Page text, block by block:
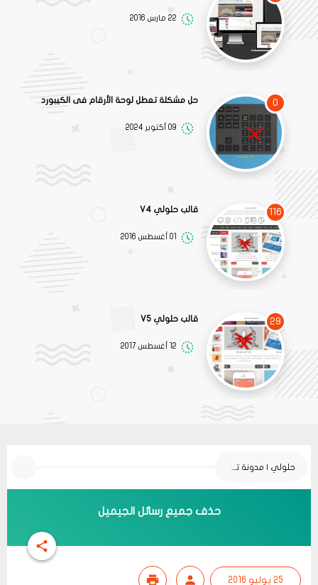
22 مارس 2016
0 حل مشكلة تعطل لوحة الأرقام فى الكيبورد
09 أكتوبر 2024
116 قالب حلولي V4
01 أغسطس 2016
29 قالب حلولي V5
12 أغسطس 2017
حلولي | مدونة تقنية
حذف جميع رسائل الجيميل
25 يوليو 2016